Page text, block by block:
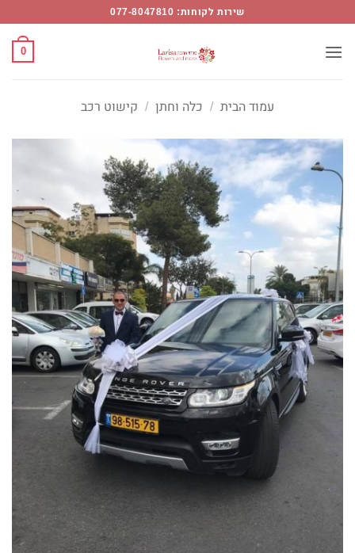
content
שירות לקוחות: 077-8047810
0
עמוד הבית / כלה וחתן / קישוט רכב